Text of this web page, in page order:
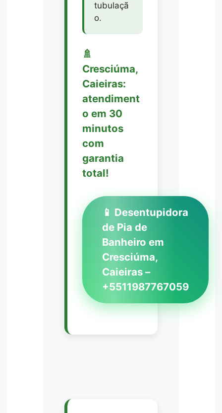
tubulaçã
o.
🚿
Cresciúma,
Caieiras:
atendiment
o em 30
minutos
com
garantia
total!
📱 Desentupidora
de Pia de
Banheiro em
Cresciúma,
Caieiras –
+5511987767059